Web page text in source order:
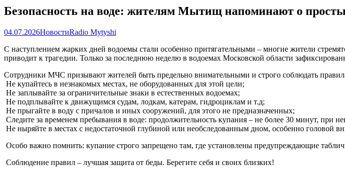
Безопасность на воде: жителям Мытищ напоминают о
04.07.2026НовостиRadio Mytyshi
С наступлением жарких дней водоемы стали особенно притягательными – многие жители
приводит к трагедии. Только за последнюю неделю в водоемах Московской области
Сотрудники МЧС призывают жителей быть предельно внимательными и строго соблюдать
Не купайтесь в незнакомых местах, не оборудованных для этой цели;
Не заплывайте за ограничительные знаки в естественных водоемах;
Не подплывайте к движущимся судам, лодкам, катерам, гидроциклам и т.д;
Не прыгайте в воду с причалов и иных сооружений, для этого не предназначенных;
Следите за временем пребывания в воде: продолжительность купания – не более 30 минут, при
Не ныряйте в местах с недостаточной глубиной или необследованным дном, особенно головой
Особо важно помнить: купание строго запрещено там, где установлены предупреждающие
Соблюдение правил – лучшая защита от беды. Берегите себя и своих близких!